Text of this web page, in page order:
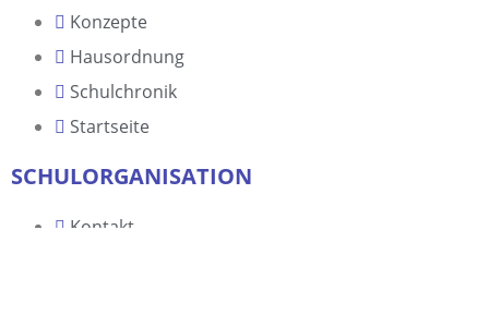
Konzepte
Hausordnung
Schulchronik
Startseite
SCHULORGANISATION
Kontakt